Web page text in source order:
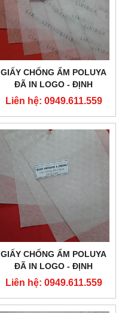
GIẤY CHỐNG ẨM POLUYA
ĐÃ IN LOGO - ĐỊNH
LƯỢNG 17G
Liên hệ: 0949.611.559
GIẤY CHỐNG ẨM POLUYA
ĐÃ IN LOGO - ĐỊNH
LƯỢNG 17G
Liên hệ: 0949.611.559